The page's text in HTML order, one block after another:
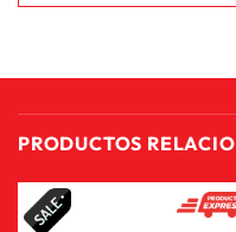
PRODUCTOS